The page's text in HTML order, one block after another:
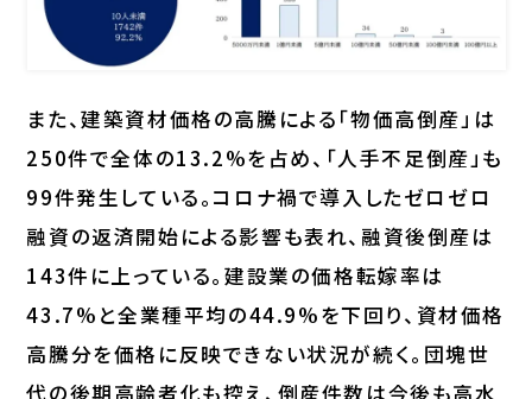
また、建築資材価格の高騰による「物価高倒産」は
250件で全体の13.2%を占め、「人手不足倒産」も
99件発生している。コロナ禍で導入したゼロゼロ
融資の返済開始による影響も表れ、融資後倒産は
143件に上っている。建設業の価格転嫁率は
43.7%と全業種平均の44.9%を下回り、資材価格
高騰分を価格に反映できない状況が続く。団塊世
代の後期高齢者化も控え、倒産件数は今後も高水